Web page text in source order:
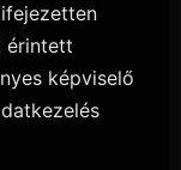
érintett
képviselő